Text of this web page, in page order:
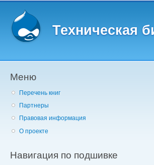
Техническая
Меню
Перечень книг
Партнеры
Правовая информация
О проекте
Навигация по подшивке